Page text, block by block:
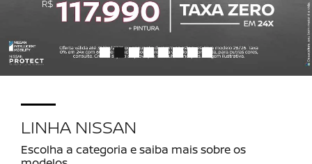
LINHA NISSAN
Escolha a categoria e saiba mais sobre os